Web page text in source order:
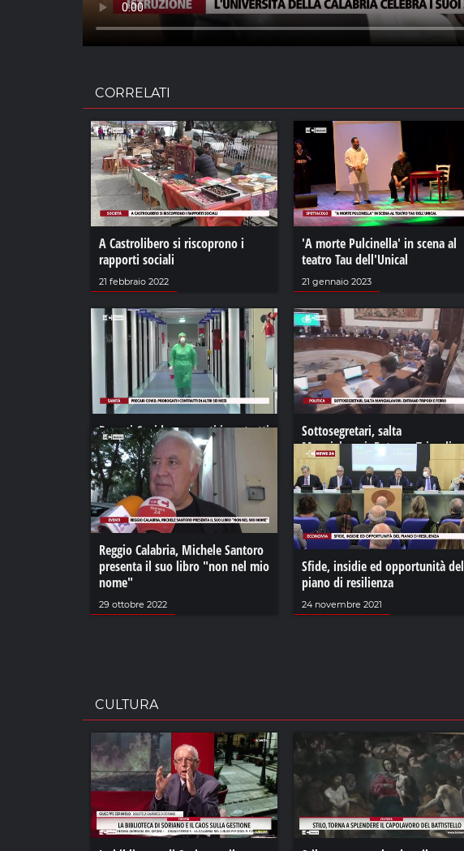
CORRELATI
A Castrolibero si riscoprono i
rapporti sociali
21 febbraio 2022
'A morte Pulcinella' in scena al
teatro Tau dell'Unical
21 gennaio 2023
Precari Covid, prorogati i contratti
di altri sei mesi
26 dicembre 2022
Sottosegretari, salta
Mangialavori. Entrano Tripodi e
Ferro
31 ottobre 2022
Reggio Calabria, Michele Santoro
presenta il suo libro "non nel mio
nome"
29 ottobre 2022
Sfide, insidie ed opportunità del
piano di resilienza
24 novembre 2021
CULTURA